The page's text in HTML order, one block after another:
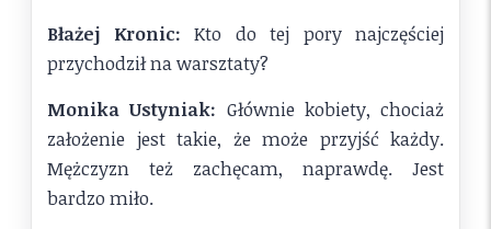
Błażej Kronic: Kto do tej pory najczęściej
przychodził na warsztaty?
Monika Ustyniak: Głównie kobiety, chociaż
założenie jest takie, że może przyjść każdy.
Mężczyzn też zachęcam, naprawdę. Jest
bardzo miło.